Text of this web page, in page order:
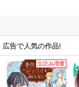
広告で人気の作品!
立読み増量